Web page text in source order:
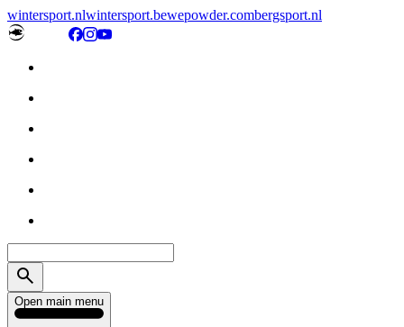
wintersport.nlwintersport.bewepowder.combergsport.nl
Open main menu